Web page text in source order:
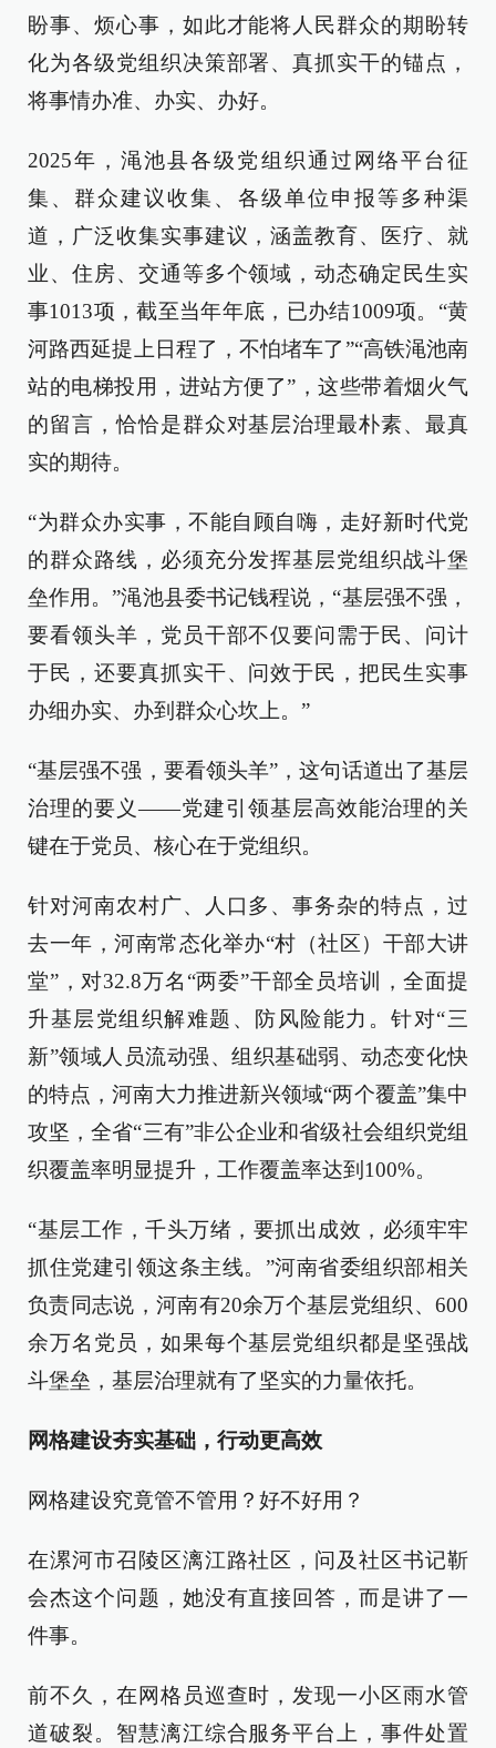
盼事、烦心事，如此才能将人民群众的期盼转
化为各级党组织决策部署、真抓实干的锚点，
将事情办准、办实、办好。
2025年，渑池县各级党组织通过网络平台征
集、群众建议收集、各级单位申报等多种渠
道，广泛收集实事建议，涵盖教育、医疗、就
业、住房、交通等多个领域，动态确定民生实
事1013项，截至当年年底，已办结1009项。“黄
河路西延提上日程了，不怕堵车了”“高铁渑池南
站的电梯投用，进站方便了”，这些带着烟火气
的留言，恰恰是群众对基层治理最朴素、最真
实的期待。
“为群众办实事，不能自顾自嗨，走好新时代党
的群众路线，必须充分发挥基层党组织战斗堡
垒作用。”渑池县委书记钱程说，“基层强不强，
要看领头羊，党员干部不仅要问需于民、问计
于民，还要真抓实干、问效于民，把民生实事
办细办实、办到群众心坎上。”
“基层强不强，要看领头羊”，这句话道出了基层
治理的要义——党建引领基层高效能治理的关
键在于党员、核心在于党组织。
针对河南农村广、人口多、事务杂的特点，过
去一年，河南常态化举办“村（社区）干部大讲
堂”，对32.8万名“两委”干部全员培训，全面提
升基层党组织解难题、防风险能力。针对“三
新”领域人员流动强、组织基础弱、动态变化快
的特点，河南大力推进新兴领域“两个覆盖”集中
攻坚，全省“三有”非公企业和省级社会组织党组
织覆盖率明显提升，工作覆盖率达到100%。
“基层工作，千头万绪，要抓出成效，必须牢牢
抓住党建引领这条主线。”河南省委组织部相关
负责同志说，河南有20余万个基层党组织、600
余万名党员，如果每个基层党组织都是坚强战
斗堡垒，基层治理就有了坚实的力量依托。
网格建设夯实基础，行动更高效
网格建设究竟管不管用？好不好用？
在漯河市召陵区漓江路社区，问及社区书记靳
会杰这个问题，她没有直接回答，而是讲了一
件事。
前不久，在网格员巡查时，发现一小区雨水管
道破裂。智慧漓江综合服务平台上，事件处置